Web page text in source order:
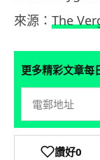
來源： The
更多精彩文章每
讚好0